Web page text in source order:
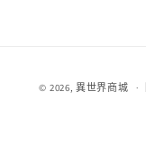
© 2026,異世界商城